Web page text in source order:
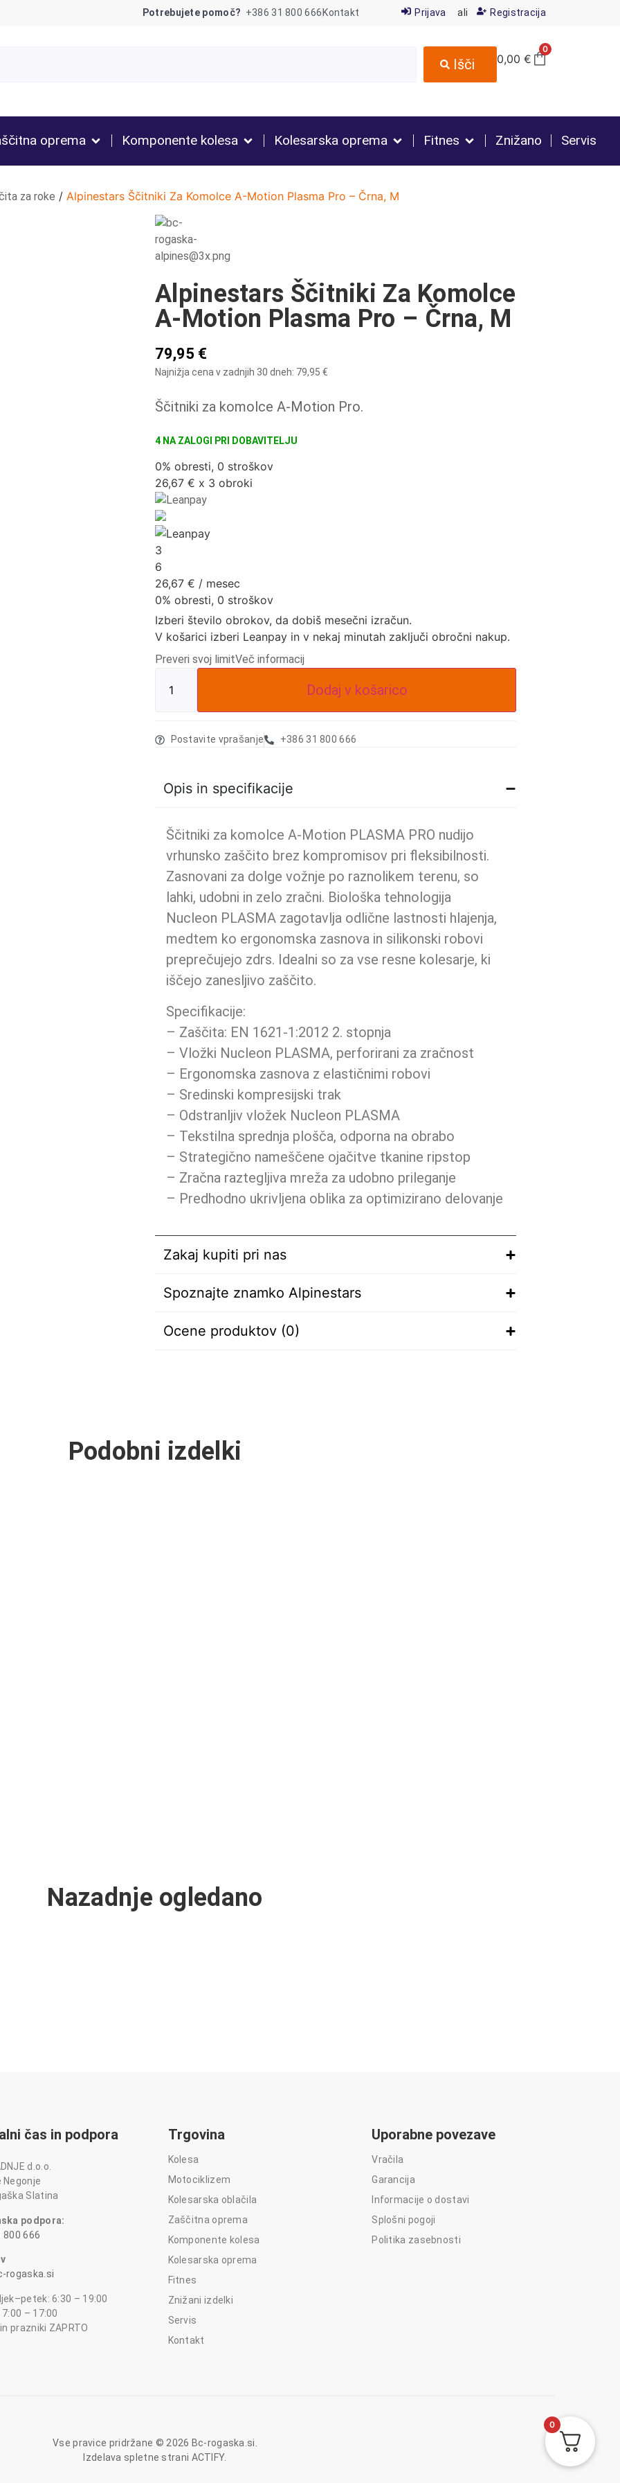
Potrebujete pomoč? +386 31 800 666 Kontakt Prijava ali Registracija
Išči
0
0,00 €
oprema Komponente kolesa Kolesarska oprema Fitnes Znižano Servis
za roke / Alpinestars Ščitniki Za Komolce A-Motion Plasma Pro – Črna, M
Alpinestars Ščitniki Za Komolce
A-Motion Plasma Pro – Črna, M
79,95 €
Najnižja cena v zadnjih 30 dneh: 79,95 €
Ščitniki za komolce A-Motion Pro.
4 NA ZALOGI
0% obresti, 0 stroškov
26,67 € x 3 obroki
3
6
26,67 € / mesec
0% obresti, 0 stroškov
Izberi število obrokov, da dobiš mesečni izračun.
V košarici izberi Leanpay in v nekaj minutah zaključi obročni nakup.
Preveri svoj limitVeč informacij
Dodaj v košarico
Postavite vprašanje +386 31 800 666
Opis in specifikacije
Ščitniki za komolce A-Motion PLASMA PRO nudijo
vrhunsko zaščito brez kompromisov pri fleksibilnosti.
Zasnovani za dolge vožnje po raznolikem terenu, so
lahki, udobni in zelo zračni. Biološka tehnologija
Nucleon PLASMA zagotavlja odlične lastnosti hlajenja,
medtem ko ergonomska zasnova in silikonski robovi
preprečujejo zdrs. Idealni so za vse resne kolesarje, ki
iščejo zanesljivo zaščito.
Specifikacije:
– Zaščita: EN 1621-1:2012 2. stopnja
– Vložki Nucleon PLASMA, perforirani za zračnost
– Ergonomska zasnova z elastičnimi robovi
– Sredinski kompresijski trak
– Odstranljiv vložek Nucleon PLASMA
– Tekstilna sprednja plošča, odporna na obrabo
– Strategično nameščene ojačitve tkanine ripstop
– Zračna raztegljiva mreža za udobno prileganje
– Predhodno ukrivljena oblika za optimizirano delovanje
Zakaj kupiti pri nas
Spoznajte znamko Alpinestars
Ocene produktov (0)
Podobni izdelki
Nazadnje ogledano
čas in podpora
d.o.o.
Negonje
Slatina
podpora:
800 666
rogaska.si
6:30 – 19:00
– 17:00
prazniki ZAPRTO
Trgovina
Kolesa
Motociklizem
Kolesarska oblačila
Zaščitna oprema
Komponente kolesa
Kolesarska oprema
Fitnes
Znižani izdelki
Servis
Kontakt
Uporabne povezave
Vračila
Garancija
Informacije o dostavi
Splošni pogoji
Politika zasebnosti
Vse pravice pridržane © 2026 Bc-rogaska.si.
Izdelava spletne strani ACTIFY.
0